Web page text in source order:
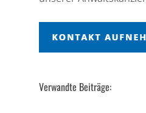
Verwandte Beiträge: